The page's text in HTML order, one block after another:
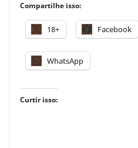
Compartilhe isso:
18+ Facebook
WhatsApp
Curtir isso: